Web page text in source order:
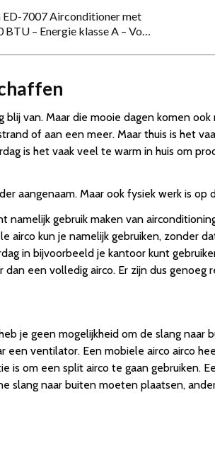
ED-7007 Airconditioner met
– Energie klasse A – Vo…
van. Maar die mooie dagen komen
of aan een meer. Maar thuis is het
is het vaak veel te warm in huis om
aangenaam. Maar ook fysiek werk is
namelijk gebruik maken van
airco kun je namelijk gebruiken, zonder
in bijvoorbeeld je kantoor kunt
een volledig airco. Er zijn dus
je geen mogelijkheid om de slang
een ventilator. Een mobiele airco airco
is om een split airco te gaan gebruiken.
slang naar buiten moeten plaatsen,